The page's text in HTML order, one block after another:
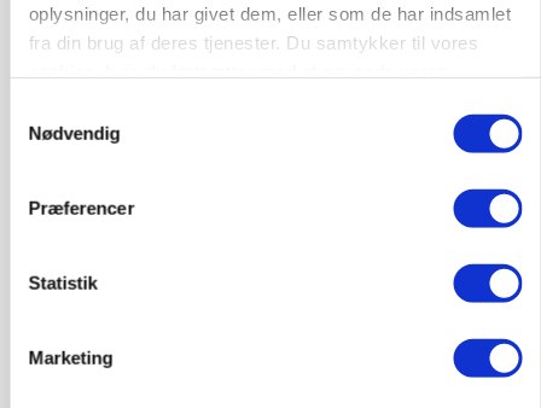
oplysninger, du har givet dem, eller som de har indsamlet
fra din brug af deres tjenester. Du samtykker til vores
Nødvendig
Præferencer
Statistik
Marketing
MARKEDSFOKUS
Prisgab på 20 kroner pr. kg vokser: Polsk kylling